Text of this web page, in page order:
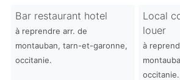
Bar restaurant hotel
à reprendre arr. de
montauban, tarn-et-garonne,
occitanie.
Local
louer
à
occitanie.